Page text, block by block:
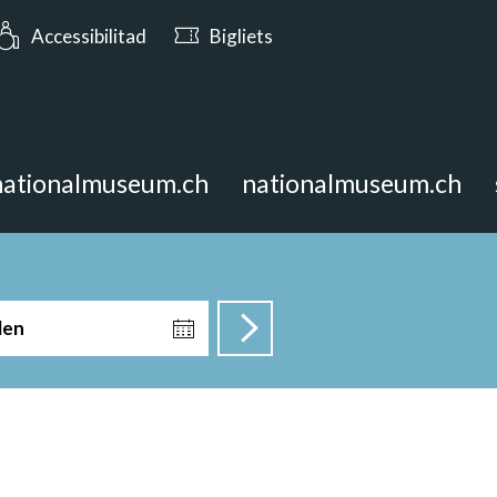
Avert oz fin las 19:00
Accessibilitad Bigliets
nationalmuseum.ch